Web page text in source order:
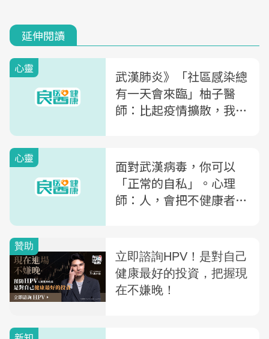
延伸閱讀
心靈
武漢肺炎》「社區感染總
有一天會來臨」柚子醫
師：比起疫情擴散，我們
心靈
面對武漢病毒，你可以
「正常的自私」。心理
師：人，會把不健康者認